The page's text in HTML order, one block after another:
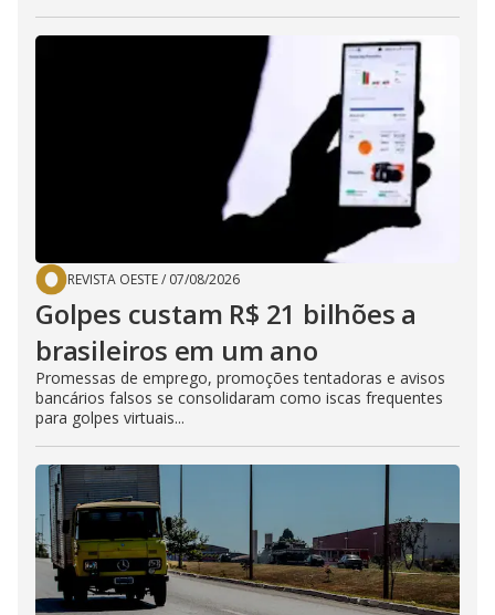
REVISTA OESTE/ 07/08/2026
Golpes custam R$ 21 bilhões a
brasileiros em um ano
Promessas de emprego, promoções tentadoras e avisos
bancários falsos se consolidaram como iscas frequentes
para golpes virtuais...